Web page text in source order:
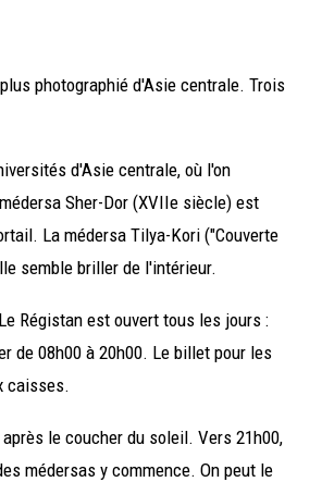
photographié d'Asie centrale. Trois
d'Asie centrale, où l'on
Sher-Dor (XVIIe siècle) est
La médersa Tilya-Kori ("Couverte
semble briller de l'intérieur.
Régistan est ouvert tous les jours :
de 08h00 à 20h00. Le billet pour les
caisses.
le coucher du soleil. Vers 21h00,
médersas y commence. On peut le